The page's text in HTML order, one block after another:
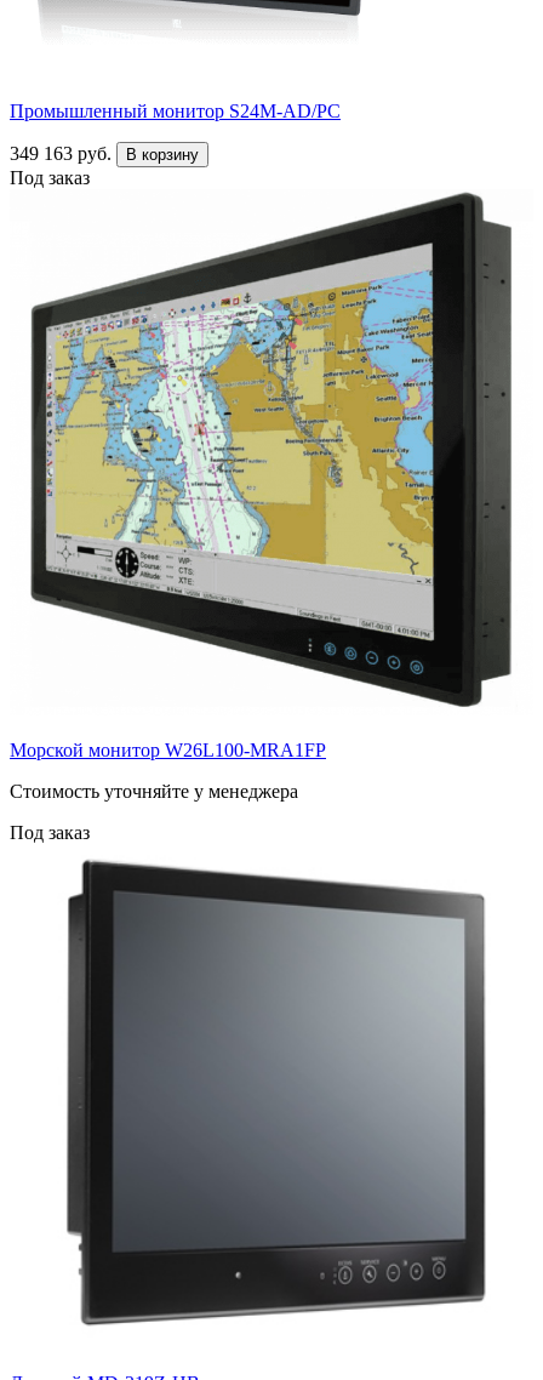
Промышленный монитор S24M-AD/PC
349 163 руб. В корзину
Под заказ
Морской монитор W26L100-MRA1FP
Cтоимость уточняйте у менеджера
Под заказ